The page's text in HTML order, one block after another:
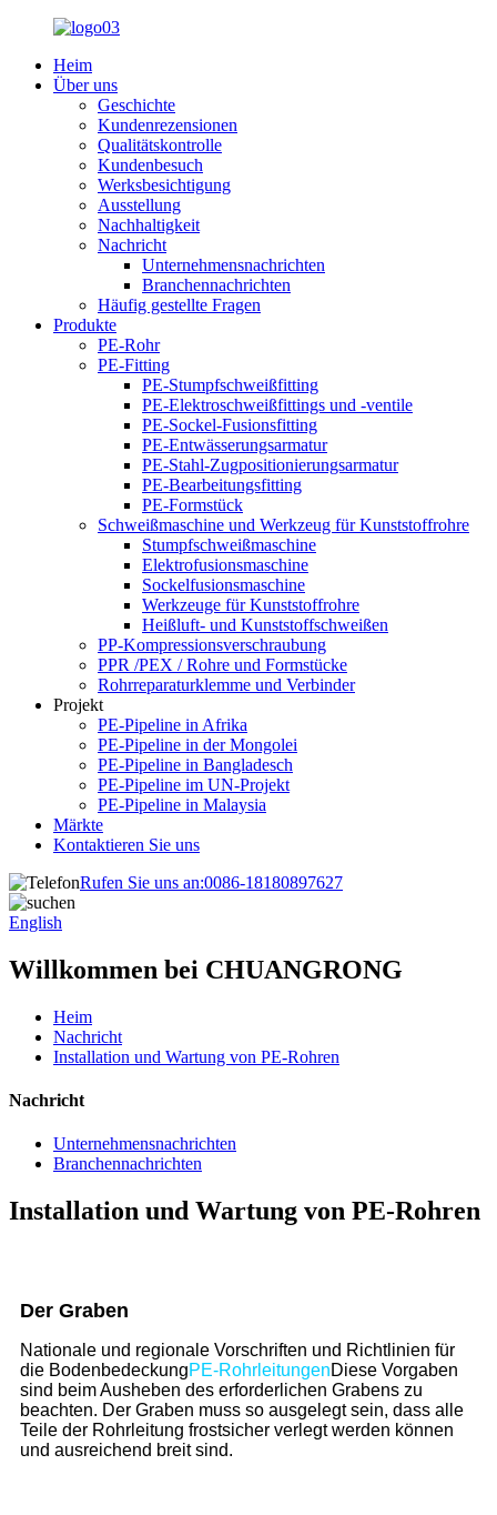
Heim
Über uns
Geschichte
Kundenrezensionen
Qualitätskontrolle
Kundenbesuch
Werksbesichtigung
Ausstellung
Nachhaltigkeit
Nachricht
Unternehmensnachrichten
Branchennachrichten
Häufig gestellte Fragen
Produkte
PE-Rohr
PE-Fitting
PE-Stumpfschweißfitting
PE-Elektroschweißfittings und -ventile
PE-Sockel-Fusionsfitting
PE-Entwässerungsarmatur
PE-Stahl-Zugpositionierungsarmatur
PE-Bearbeitungsfitting
PE-Formstück
Schweißmaschine und Werkzeug für Kunststoffrohre
Stumpfschweißmaschine
Elektrofusionsmaschine
Sockelfusionsmaschine
Werkzeuge für Kunststoffrohre
Heißluft- und Kunststoffschweißen
PP-Kompressionsverschraubung
PPR /PEX / Rohre und Formstücke
Rohrreparaturklemme und Verbinder
Projekt
PE-Pipeline in Afrika
PE-Pipeline in der Mongolei
PE-Pipeline in Bangladesch
PE-Pipeline im UN-Projekt
PE-Pipeline in Malaysia
Märkte
Kontaktieren Sie uns
Rufen Sie uns an:0086-18180897627
English
Willkommen bei CHUANGRONG
Heim
Nachricht
Installation und Wartung von PE-Rohren
Nachricht
Unternehmensnachrichten
Branchennachrichten
Installation und Wartung von PE-Rohren
Der Graben
Nationale und regionale Vorschriften und Richtlinien für
die BodenbedeckungPE-RohrleitungenDiese Vorgaben
sind beim Ausheben des erforderlichen Grabens zu
beachten. Der Graben muss so ausgelegt sein, dass alle
Teile der Rohrleitung frostsicher verlegt werden können
und ausreichend breit sind.